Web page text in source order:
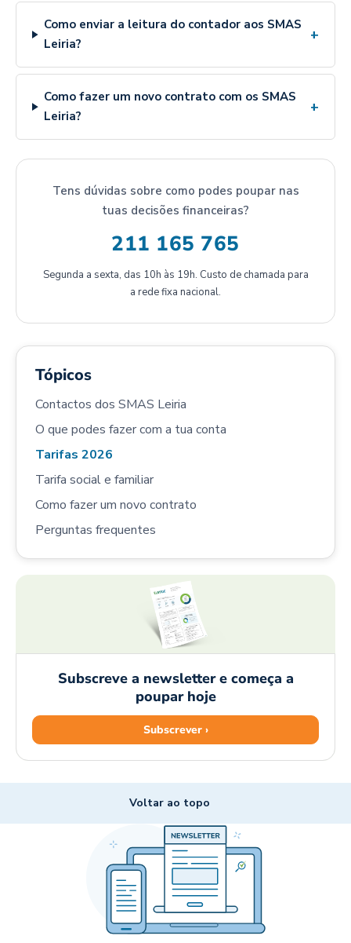
Como enviar a leitura do contador aos SMAS
Leiria?
+
Como fazer um novo contrato com os SMAS
Leiria?
+
Tens dúvidas sobre como podes poupar nas
tuas decisões financeiras?
211 165 765
Segunda a sexta, das 10h às 19h. Custo de chamada para
a rede fixa nacional.
Tópicos
Contactos dos SMAS Leiria
O que podes fazer com a tua conta
Tarifas 2026
Tarifa social e familiar
Como fazer um novo contrato
Perguntas frequentes
Subscreve a newsletter e começa a
poupar hoje
Subscrever ›
Voltar ao topo